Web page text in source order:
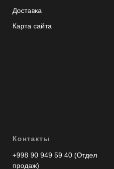
Доставка
Карта сайта
Контакты
+998 90 949 59 40 (Отдел
продаж)